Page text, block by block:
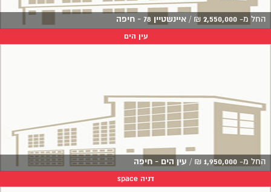
החל מ- 2,550,000
₪
/ איינשטיין 78 - חיפה
עין הים
החל מ- 1,950,000
₪
/ עין הים - חיפה
דניה space